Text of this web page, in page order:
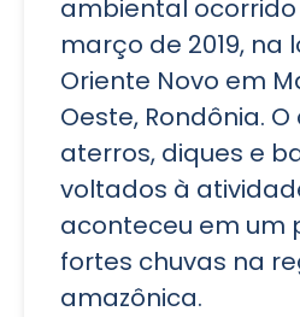
ambiental
março de 2019, na
Oriente Novo em
Oeste, Rondônia.
aterros, diques e
voltados à
aconteceu em um
fortes chuvas na
amazônica.